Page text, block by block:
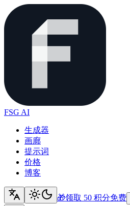
FSG AI
生成器
画廊
提示词
价格
博客
🎁领取 50 积分免费